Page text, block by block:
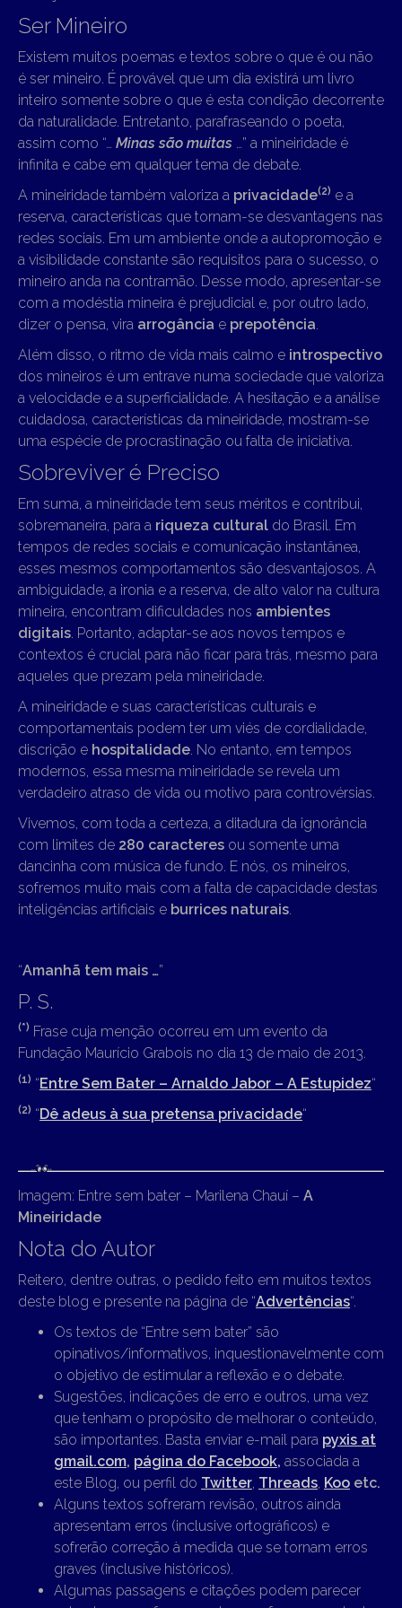
Ser Mineiro
Existem muitos poemas e textos sobre o que é ou não
é ser mineiro. É provável que um dia existirá um livro
inteiro somente sobre o que é esta condição decorrente
da naturalidade. Entretanto, parafraseando o poeta,
assim como “… Minas são muitas …” a mineiridade é
infinita e cabe em qualquer tema de debate.
A mineiridade também valoriza a privacidade(2) e a
reserva, características que tornam-se desvantagens nas
redes sociais. Em um ambiente onde a autopromoção e
a visibilidade constante são requisitos para o sucesso, o
mineiro anda na contramão. Desse modo, apresentar-se
com a modéstia mineira é prejudicial e, por outro lado,
dizer o pensa, vira arrogância e prepotência.
Além disso, o ritmo de vida mais calmo e introspectivo
dos mineiros é um entrave numa sociedade que valoriza
a velocidade e a superficialidade. A hesitação e a análise
cuidadosa, características da mineiridade, mostram-se
uma espécie de procrastinação ou falta de iniciativa.
Sobreviver é Preciso
Em suma, a mineiridade tem seus méritos e contribui,
sobremaneira, para a riqueza cultural do Brasil. Em
tempos de redes sociais e comunicação instantânea,
esses mesmos comportamentos são desvantajosos. A
ambiguidade, a ironia e a reserva, de alto valor na cultura
mineira, encontram dificuldades nos ambientes
digitais. Portanto, adaptar-se aos novos tempos e
contextos é crucial para não ficar para trás, mesmo para
aqueles que prezam pela mineiridade.
A mineiridade e suas características culturais e
comportamentais podem ter um viés de cordialidade,
discrição e hospitalidade. No entanto, em tempos
modernos, essa mesma mineiridade se revela um
verdadeiro atraso de vida ou motivo para controvérsias.
Vivemos, com toda a certeza, a ditadura da ignorância
com limites de 280 caracteres ou somente uma
dancinha com música de fundo. E nós, os mineiros,
sofremos muito mais com a falta de capacidade destas
inteligências artificiais e burrices naturais.
“Amanhã tem mais …”
P. S.
(*) Frase cuja menção ocorreu em um evento da
Fundação Maurício Grabois no dia 13 de maio de 2013.
(1) “Entre Sem Bater – Arnaldo Jabor – A Estupidez“
(2) “Dê adeus à sua pretensa privacidade“
Imagem: Entre sem bater – Marilena Chauí – A
Mineiridade
Nota do Autor
Reitero, dentre outras, o pedido feito em muitos textos
deste blog e presente na página de “Advertências“.
Os textos de “Entre sem bater” são
opinativos/informativos, inquestionavelmente com
o objetivo de estimular a reflexão e o debate.
Sugestões, indicações de erro e outros, uma vez
que tenham o propósito de melhorar o conteúdo,
são importantes. Basta enviar e-mail para pyxis at
gmail.com, página do Facebook, associada a
este Blog, ou perfil do Twitter Threads Koo etc.
Alguns textos sofreram revisão, outros ainda
apresentam erros (inclusive ortográficos) e
sofrerão correção à medida que se tornam erros
graves (inclusive históricos).
Algumas passagens e citações podem parecer